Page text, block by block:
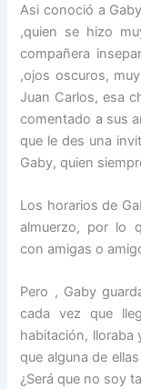
Asi conoció a
,quien se hizo
compañera
,ojos oscuros,
Juan Carlos, esa
comentado a sus
que le des una
Gaby, quien
Los horarios de
almuerzo, por lo
con amigas o
Pero , Gaby
cada vez que
habitación, lloraba
que alguna de
¿Será que no soy